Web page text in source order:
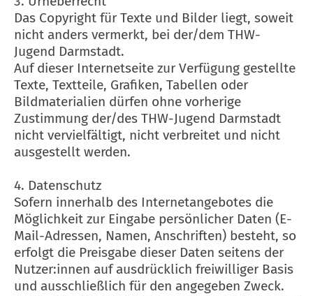
Das Copyright für Texte und Bilder liegt, soweit
nicht anders vermerkt, bei der/dem THW-
Jugend Darmstadt.
Auf dieser Internetseite zur Verfügung gestellte
Texte, Textteile, Grafiken, Tabellen oder
Bildmaterialien dürfen ohne vorherige
Zustimmung der/des THW-Jugend Darmstadt
nicht vervielfältigt, nicht verbreitet und nicht
ausgestellt werden.
4. Datenschutz
Sofern innerhalb des Internetangebotes die
Möglichkeit zur Eingabe persönlicher Daten (E-
Mail-Adressen, Namen, Anschriften) besteht, so
erfolgt die Preisgabe dieser Daten seitens der
Nutzer:innen auf ausdrücklich freiwilliger Basis
und ausschließlich für den angegeben Zweck.